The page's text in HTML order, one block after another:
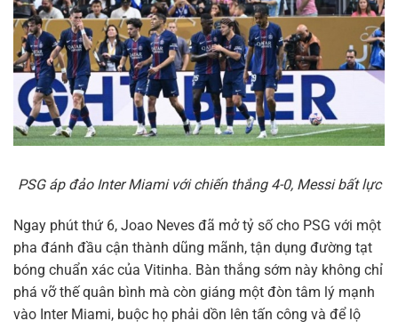
PSG áp đảo Inter Miami với chiến thắng 4-0, Messi bất lực
Ngay phút thứ 6, Joao Neves đã mở tỷ số cho PSG với một
pha đánh đầu cận thành dũng mãnh, tận dụng đường tạt
bóng chuẩn xác của Vitinha. Bàn thắng sớm này không chỉ
phá vỡ thế quân bình mà còn giáng một đòn tâm lý mạnh
vào Inter Miami, buộc họ phải dồn lên tấn công và để lộ